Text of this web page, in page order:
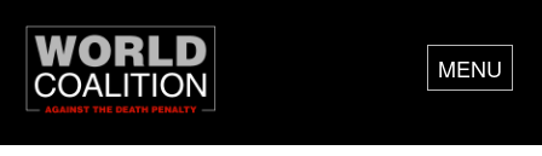
MENU